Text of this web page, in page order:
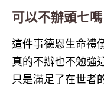
可以不辦頭七嗎
這件事德恩生命禮
真的不辦也不勉強
只是滿足了在世者